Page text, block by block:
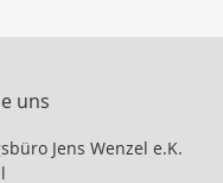
uns
Jens Wenzel e.K.